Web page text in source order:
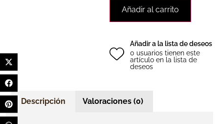
Añadir al carrito
Añadir a la lista de deseos
0 usuarios tienen este
artículo en la lista de
deseos
Descripción Valoraciones (0)